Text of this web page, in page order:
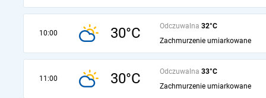
10:00 30°C Odczuwalna 32°C
Zachmurzenie umiarkowane
11:00 30°C Odczuwalna 33°C
Zachmurzenie umiarkowane